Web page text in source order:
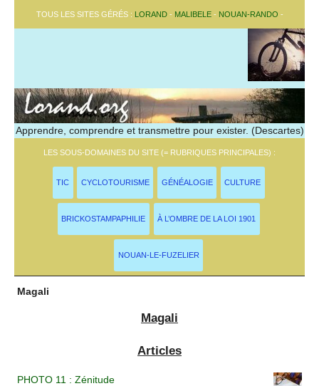
TOUS LES SITES GÉRÉS : LORAND- MALIBELE- NOUAN-RANDO -
Apprendre, comprendre et transmettre pour exister. (Descartes)
LES SOUS-DOMAINES DU SITE (= RUBRIQUES PRINCIPALES) :
TIC CYCLOTOURISME GÉNÉALOGIE CULTURE
BRICKOSTAMPAPHILIE À L’OMBRE DE LA LOI 1901
NOUAN-LE-FUZELIER
Magali
Magali
Articles
PHOTO 11 : Zénitude